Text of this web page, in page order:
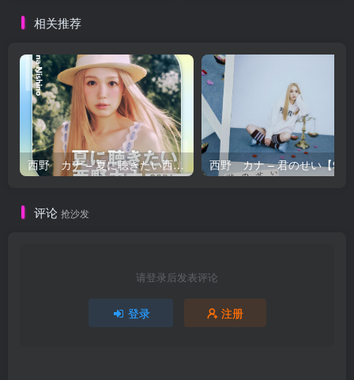
相关推荐
西野 カナ – 夏に聴きたい西野カナ2026【44.1kHz／16bit】日本区
评论 抢沙发
请登录后发表评论
登录 注册